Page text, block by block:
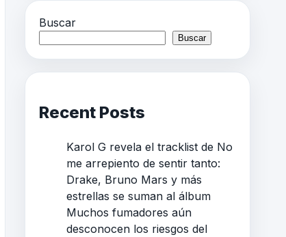
Buscar
Buscar
Recent Posts
Karol G revela el tracklist de No
me arrepiento de sentir tanto:
Drake, Bruno Mars y más
estrellas se suman al álbum
Muchos fumadores aún
desconocen los riesgos del